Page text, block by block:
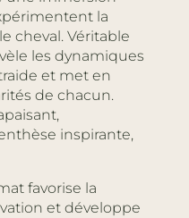
la
cheval. Véritable
les dynamiques
et met en
de chacun.
inspirante,
favorise la
et développe